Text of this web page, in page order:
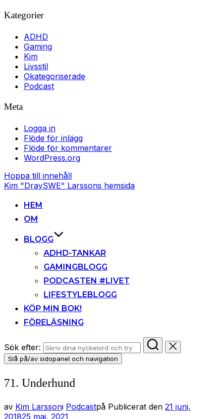
Kategorier
ADHD
Gaming
Kim
Livsstil
Okategoriserade
Podcast
Meta
Logga in
Flöde för inlägg
Flöde för kommentarer
WordPress.org
Hoppa till innehåll
Kim "DraySWE" Larssons hemsida
HEM
OM
BLOGG
ADHD-TANKAR
GAMINGBLOGG
PODCASTEN #LIVET
LIFESTYLEBLOGG
KÖP MIN BOK!
FÖRELÄSNING
Sök efter:
Slå på/av sidopanel och navigation
71. Underhund
av Kim Larssoni Podcastpå Publicerat den 21 juni,
201825 maj, 2021